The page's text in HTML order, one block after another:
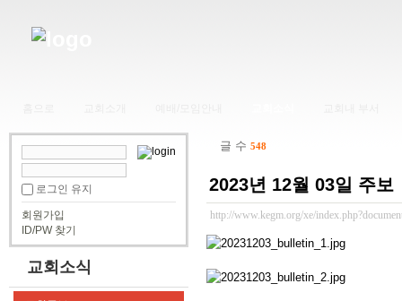
로그인 유지
회원가입
ID/PW 찾기
교회소식
글 수 548
2023년 12월 03일 주보
http://www.kegm.org/xe/